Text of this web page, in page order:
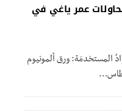
عمر ياغي في
المستخدمَة: ورق ألمونيوم